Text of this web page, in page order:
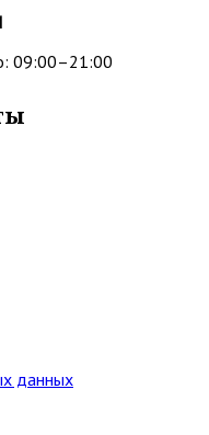
09:00–21:00
данных